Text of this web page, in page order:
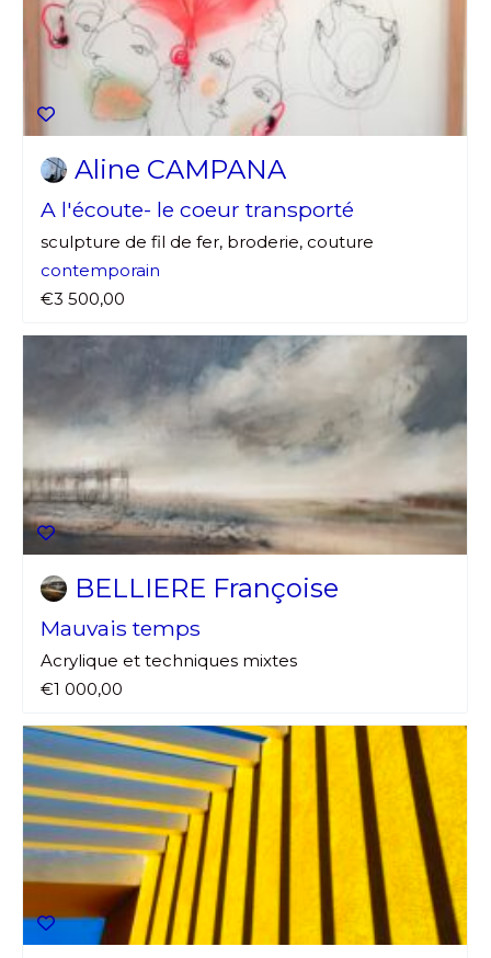
Adresse email*
Prénom
J'accepte lestermes et conditions
* Champ obligatoire
Adresse email*
Nom
Prénom
Statut / Organisation
Aline CAMPANA
A l'écoute- le coeur transporté
sculpture de fil de fer, broderie, couture
contemporain
€3 500,00
BELLIERE Françoise
Mauvais temps
Acrylique et techniques mixtes
€1 000,00